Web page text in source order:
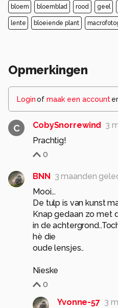
bloem bloemblad rood geel
lente bloeiende plant
Opmerkingen
Loginof maak een account
C CobySnorrewind 3
Prachtig!
0
BNN
3 maanden
Mooi...
De tulp is van kunst
Knap gedaan zo met
in de
hè die
oude lensjes..
Nieske
0
Yvonne-57 3